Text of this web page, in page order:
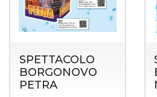
SPETTACOLO
BORGONOVO
PETRA